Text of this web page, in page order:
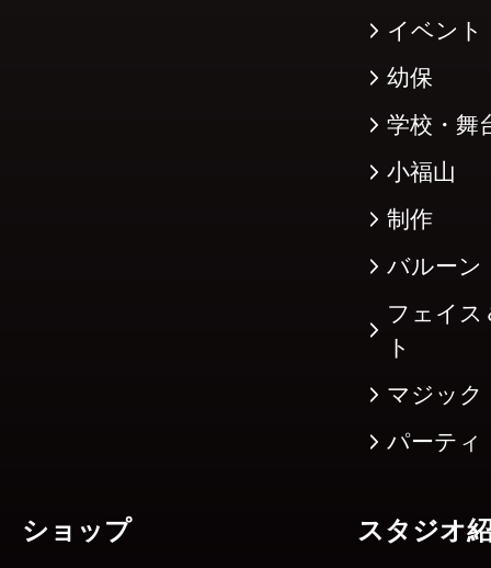
イベント
幼保
学校・舞
小福山
制作
バルーン
フェイス
ト
マジック
パーティ
ショップ スタジオ